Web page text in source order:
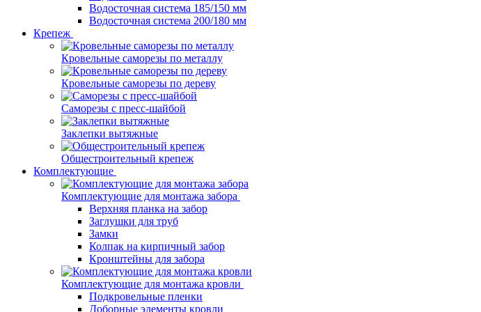
Водосточная система 185/150 мм
Водосточная система 200/180 мм
Крепеж
Кровельные саморезы по металлу
Кровельные саморезы по дереву
Саморезы с пресс-шайбой
Заклепки вытяжные
Общестроительный крепеж
Комплектующие
Комплектующие для монтажа забора
Верхняя планка на забор
Заглушки для труб
Замки
Колпак на кирпичный забор
Кронштейны для забора
Комплектующие для монтажа кровли
Подкровельные пленки
Доборные элементы кровли